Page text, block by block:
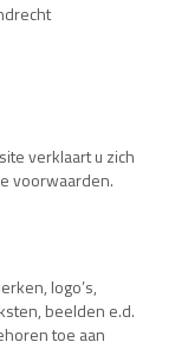
verklaart u zich
voorwaarden.
logo’s,
beelden e.d.
toe aan